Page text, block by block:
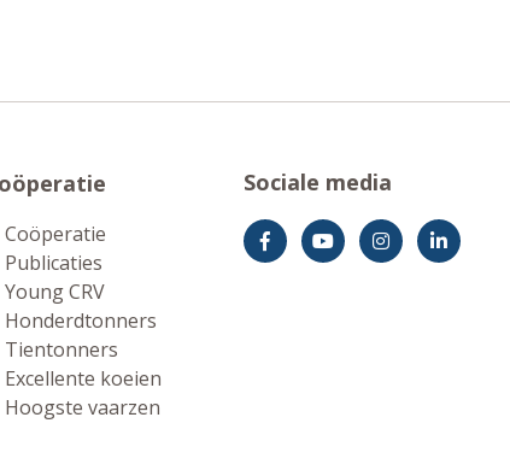
Coöperatie
Publicaties
Young CRV
Honderdtonners
Tientonners
Excellente koeien
Hoogste vaarzen
Sociale media